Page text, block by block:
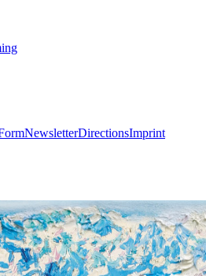
NewsletterDirectionsImprint